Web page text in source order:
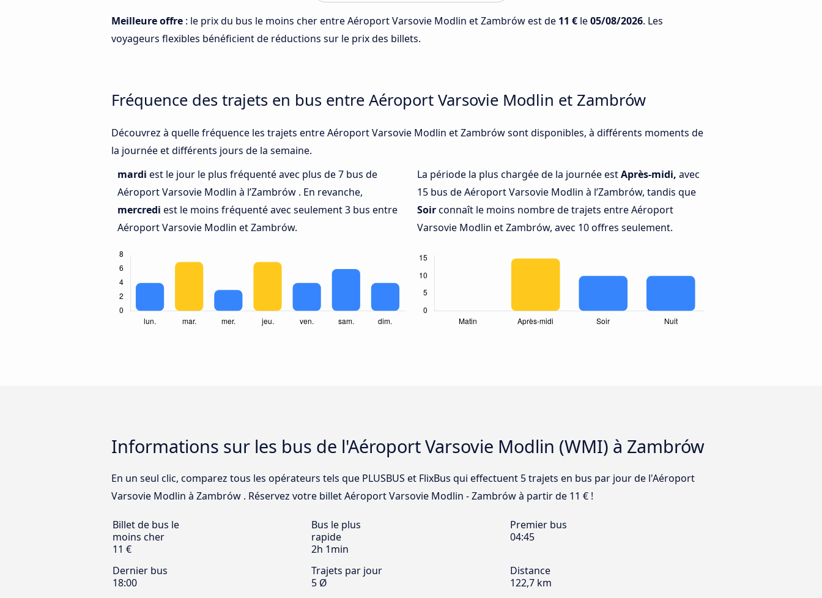
Meilleure offre : le prix du bus le moins cher entre Aéroport Varsovie Modlin et Zambrów est de 11 € le05/08/2026. Les
voyageurs flexibles bénéficient de réductions sur le prix des billets.
Fréquence des trajets en bus entre Aéroport Varsovie Modlin et Zambrów
Découvrez à quelle fréquence les trajets entre Aéroport Varsovie Modlin et Zambrów sont disponibles, à différents moments de
la journée et différents jours de la semaine.
mardi est le jour le plus fréquenté avec plus de 7 bus de
Aéroport Varsovie Modlin à l’Zambrów . En revanche,
mercredi est le moins fréquenté avec seulement 3 bus entre
Aéroport Varsovie Modlin et Zambrów.
La période la plus chargée de la journée estAprès-midi, avec
15 bus de Aéroport Varsovie Modlin à l’Zambrów, tandis que
Soirconnaît le moins nombre de trajets entre Aéroport
Varsovie Modlin et Zambrów, avec 10 offres seulement.
Informations sur les bus de l'Aéroport Varsovie Modlin (WMI) à Zambrów
En un seul clic, comparez tous les opérateurs tels que PLUSBUS et FlixBus qui effectuent 5 trajets en bus par jour de l'Aéroport
Varsovie Modlin à Zambrów . Réservez votre billet Aéroport Varsovie Modlin - Zambrów à partir de 11 € !
Billet de bus le
moins cher
11 €
Bus le plus
rapide
2h 1min
Premier bus
04:45
Dernier bus
18:00
Trajets par jour
5 Ø
Distance
122,7 km